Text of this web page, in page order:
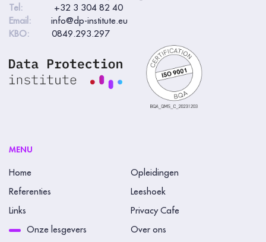
Tel:
+32 3 304 82 40
Email:
info@dp-institute.eu
KBO:
0849.293.297
MENU
Home Opleidingen
Referenties Leeshoek
Links Privacy Cafe
Onze lesgevers Over ons